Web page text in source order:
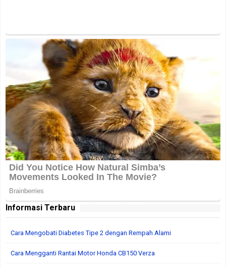
Informasi Terbaru
Cara Mengobati Diabetes Tipe 2 dengan Rempah Alami
Cara Mengganti Rantai Motor Honda CB150 Verza